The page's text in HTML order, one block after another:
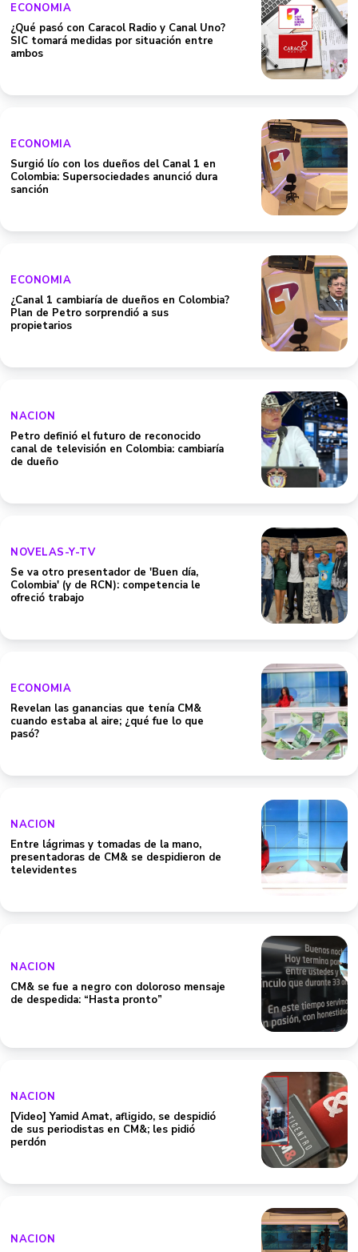
ECONOMIA
¿Qué pasó con Caracol Radio y Canal Uno?
SIC tomará medidas por situación entre
ambos
ECONOMIA
Surgió lío con los dueños del Canal 1 en
Colombia: Supersociedades anunció dura
sanción
ECONOMIA
¿Canal 1 cambiaría de dueños en Colombia?
Plan de Petro sorprendió a sus
propietarios
NACION
Petro definió el futuro de reconocido
canal de televisión en Colombia: cambiaría
de dueño
NOVELAS-Y-TV
Se va otro presentador de 'Buen día,
Colombia' (y de RCN): competencia le
ofreció trabajo
ECONOMIA
Revelan las ganancias que tenía CM&
cuando estaba al aire; ¿qué fue lo que
pasó?
NACION
Entre lágrimas y tomadas de la mano,
presentadoras de CM& se despidieron de
televidentes
NACION
CM& se fue a negro con doloroso mensaje
de despedida: “Hasta pronto”
NACION
[Video] Yamid Amat, afligido, se despidió
de sus periodistas en CM&; les pidió
perdón
NACION